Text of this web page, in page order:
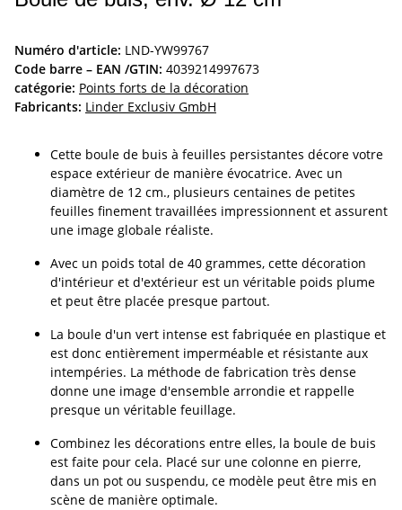
Numéro d'article: LND-YW99767
Code barre – EAN /GTIN: 4039214997673
catégorie: Points forts de la décoration
Fabricants: Linder Exclusiv GmbH
Cette boule de buis à feuilles persistantes décore votre
espace extérieur de manière évocatrice. Avec un
diamètre de 12 cm., plusieurs centaines de petites
feuilles finement travaillées impressionnent et assurent
une image globale réaliste.
Avec un poids total de 40 grammes, cette décoration
d'intérieur et d'extérieur est un véritable poids plume
et peut être placée presque partout.
La boule d'un vert intense est fabriquée en plastique et
est donc entièrement imperméable et résistante aux
intempéries. La méthode de fabrication très dense
donne une image d'ensemble arrondie et rappelle
presque un véritable feuillage.
Combinez les décorations entre elles, la boule de buis
est faite pour cela. Placé sur une colonne en pierre,
dans un pot ou suspendu, ce modèle peut être mis en
scène de manière optimale.